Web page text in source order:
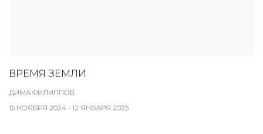
ВРЕМЯ ЗЕМЛИ
ДИМА ФИЛИППОВ
15 НОЯБРЯ 2024 - 12 ЯНВАРЯ 2025